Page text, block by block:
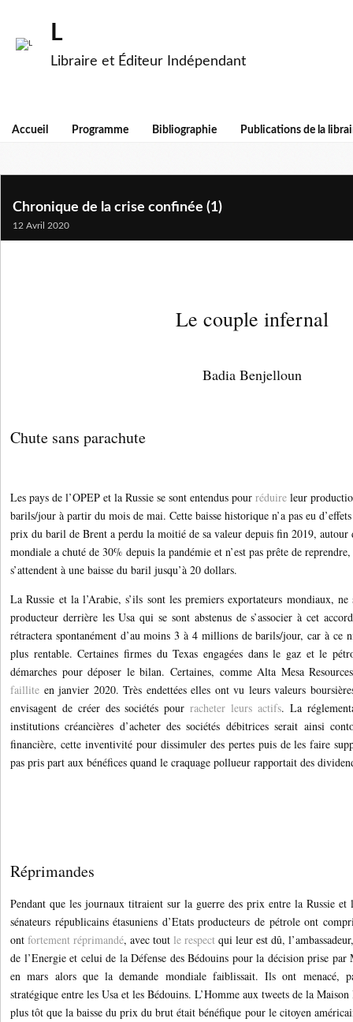
L
Libraire et Éditeur Indépendant
Accueil Programme Bibliographie Publications de la
Chronique de la crise confinée (1)
12 Avril 2020
Le couple infernal
Badia Benjelloun
Chute sans parachute
Les pays de l’OPEP et la Russie se sont entendus pour réduire leur
barils/jour à partir du mois de mai. Cette baisse historique n’a pas eu
prix du baril de Brent a perdu la moitié de sa valeur depuis fin 2019, autour
mondiale a chuté de 30% depuis la pandémie et n’est pas prête de reprendre,
s’attendent à une baisse du baril jusqu’à 20 dollars.
La Russie et la l’Arabie, s’ils sont les premiers exportateurs mondiaux,
producteur derrière les Usa qui se sont abstenus de s’associer à cet
rétractera spontanément d’au moins 3 à 4 millions de barils/jour, car à ce
plus rentable. Certaines firmes du Texas engagées dans le gaz et le
démarches pour déposer le bilan. Certaines, comme Alta Mesa
faillite en janvier 2020. Très endettées elles ont vu leurs valeurs
envisagent de créer des sociétés pourracheter leurs actifs. La
institutions créancières d’acheter des sociétés débitrices serait ainsi
financière, cette inventivité pour dissimuler des pertes puis de les faire
pas pris part aux bénéfices quand le craquage pollueur rapportait des
Réprimandes
Pendant que les journaux titraient sur la guerre des prix entre la Russie et
sénateurs républicains étasuniens d’Etats producteurs de pétrole ont
ont fortement réprimandé, avec tout le respect qui leur est dû,
de l’Energie et celui de la Défense des Bédouins pour la décision prise par
en mars alors que la demande mondiale faiblissait. Ils ont menacé,
stratégique entre les Usa et les Bédouins. L’Homme aux tweets de la
plus tôt que la baisse du prix du brut était bénéfique pour le citoyen